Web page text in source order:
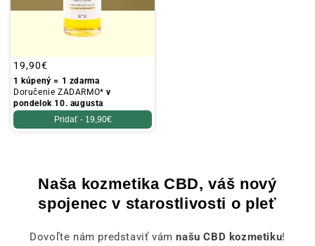
Obvyklá
cena
19,90€
1 kúpený = 1 zdarma
Doručenie ZADARMO*v
pondelok 10. augusta
Pridať - 19,90€
Naša kozmetika CBD, váš nový
spojenec v starostlivosti o pleť
Dovoľte nám predstaviť vámnašu CBD kozmetiku!